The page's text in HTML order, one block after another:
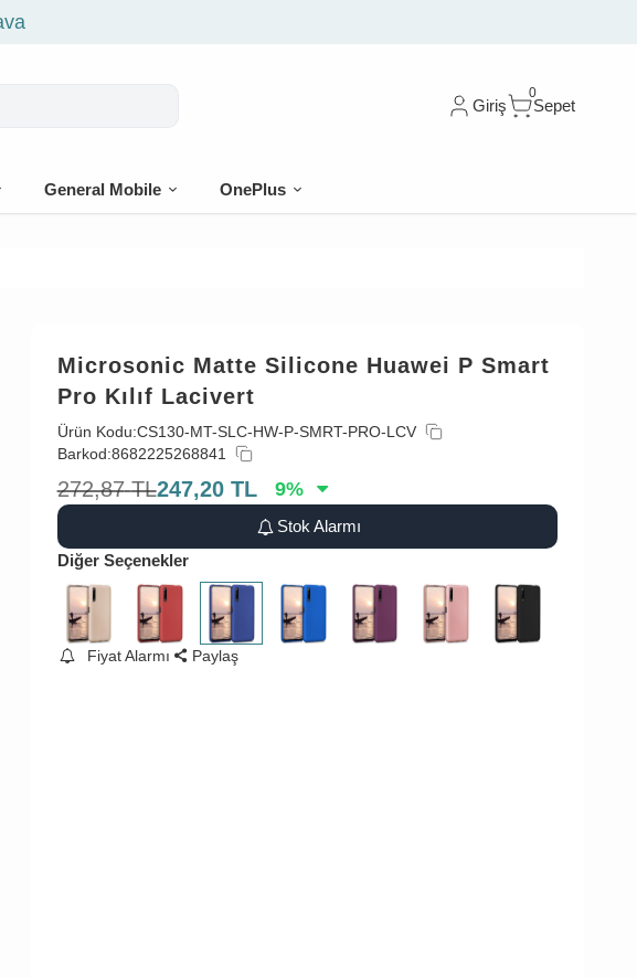
Giriş
0
Sepet
General Mobile OnePlus
Microsonic Matte Silicone Huawei P Smart
Pro Kılıf Lacivert
Ürün Kodu:CS130-MT-SLC-HW-P-SMRT-PRO-LCV
Barkod:8682225268841
272,87 TL247,20 TL 9%
Stok Alarmı
Diğer Seçenekler
Fiyat Alarmı Paylaş